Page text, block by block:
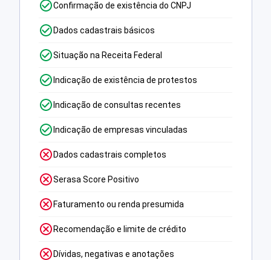
Confirmação de existência do CNPJ
Dados cadastrais básicos
Situação na Receita Federal
Indicação de existência de protestos
Indicação de consultas recentes
Indicação de empresas vinculadas
Dados cadastrais completos
Serasa Score Positivo
Faturamento ou renda presumida
Recomendação e limite de crédito
Dívidas, negativas e anotações